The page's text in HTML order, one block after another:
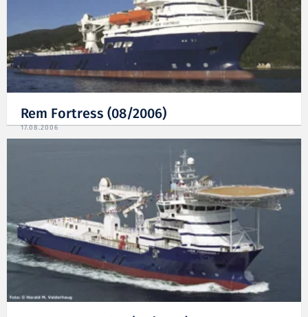
Rem Fortress (08/2006)
17.08.2006